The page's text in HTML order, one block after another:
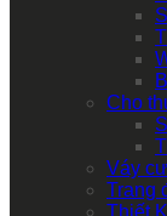
Cho
Váy
Trang
Thiết